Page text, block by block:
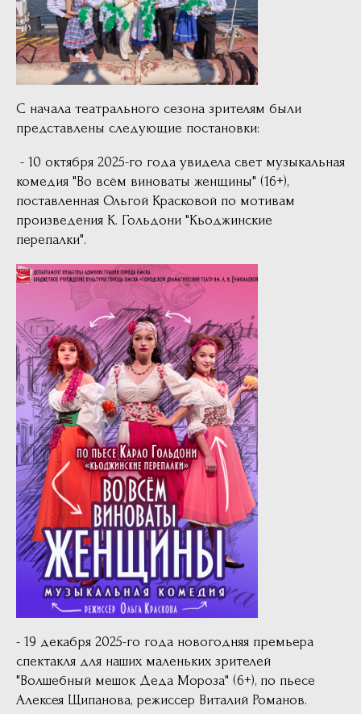
С начала театрального сезона зрителям были
представлены следующие постановки:
- 10 октября 2025-го года увидела свет музыкальная
комедия "Во всём виноваты женщины" (16+),
поставленная Ольгой Красковой по мотивам
произведения К. Гольдони "Кьоджинские
перепалки".
- 19 декабря 2025-го года новогодняя премьера
спектакля для наших маленьких зрителей
"Волшебный мешок Деда Мороза" (6+), по пьесе
Алексея Щипанова, режиссер Виталий Романов.